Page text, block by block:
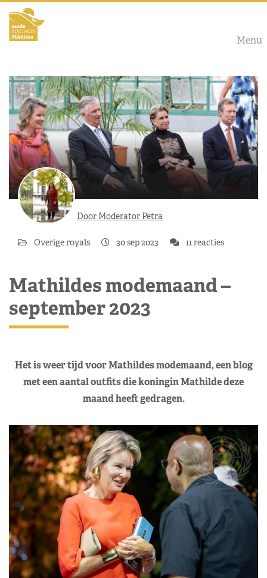
Menu
Door Moderator Petra
Overige royals 30 sep 2023 11 reacties
Mathildes modemaand –
september 2023
Het is weer tijd voor Mathildes modemaand, een blog
met een aantal outfits die koningin Mathilde deze
maand heeft gedragen.